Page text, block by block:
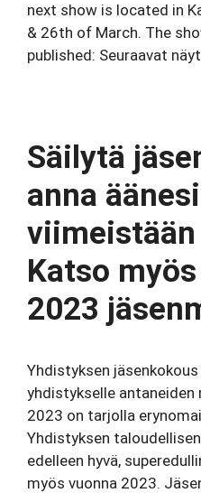
next show is located in
& 26th of March. The
published: Seuraavat
Säilytä
anna
viimeistään
Katso
2023
Yhdistyksen
yhdistykselle
2023 on tarjolla
Yhdistyksen
edelleen hyvä,
myös vuonna 2023.